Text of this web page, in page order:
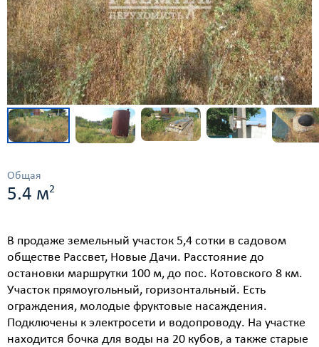
Общая
5.4 м2
В продаже земельный участок 5,4 сотки в садовом
обществе Рассвет, Новые Дачи. Расстояние до
остановки маршрутки 100 м, до пос. Котовского 8 км.
Участок прямоугольный, горизонтальный. Есть
ограждения, молодые фруктовые насаждения.
Подключены к электросети и водопроводу. На участке
находится бочка для воды на 20 кубов, а также старые